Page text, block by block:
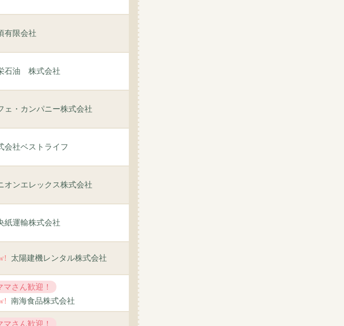
有限会社
石油 株式会社
ェ・カンパニー株式会社
会社ベストライフ
オンエレックス株式会社
紙運輸株式会社
太陽建機レンタル株式会社
マさん歓迎！
南海食品株式会社
マさん歓迎！